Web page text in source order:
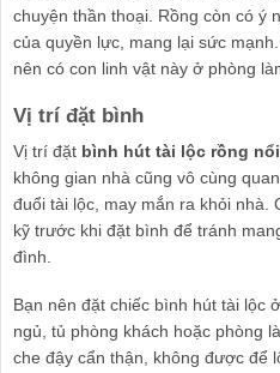
chuyện thần thoại. Rồng còn có ý
của quyền lực, mang lại sức
nên có con linh vật này ở phòng
Vị trí đặt bình
Vị trí đặt bình hút tài lộc rồng
không gian nhà cũng vô cùng
đuổi tài lộc, may mắn ra khỏi nhà.
kỹ trước khi đặt bình để tránh
đình.
Bạn nên đặt chiếc bình hút tài lộc
ngủ, tủ phòng khách hoặc phòng
che đậy cẩn thận, không được để